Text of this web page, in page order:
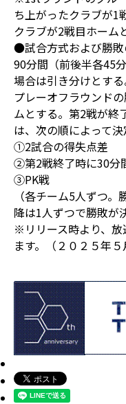
ち上がったクラブが1
クラブが2戦目ホーム
●試合方式および勝敗
90分間（前後半各45
場合は引き分けとする
プレーオフラウンド
ムとする。第2戦が終
は、次の順によって決
①2試合の得失点差
②第2戦終了時に30分
③PK戦
（各チーム5人ずつ
降は1人ずつで勝敗が
※リリース時より、放
ます。（２０２５年５